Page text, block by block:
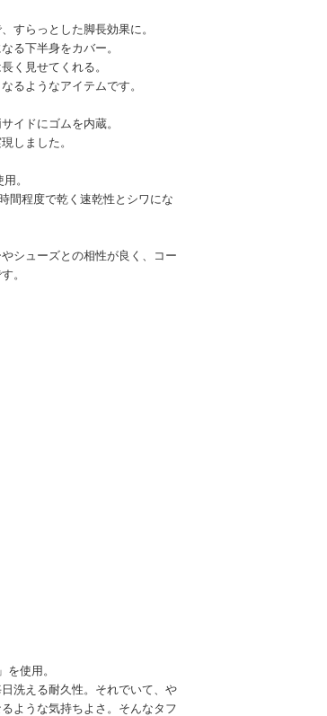
すらっとした脚長効果に。
る下半身をカバー。
く見せてくれる。
るようなアイテムです。
イドにゴムを内蔵。
しました。
。
間程度で乾く速乾性とシワにな
シューズとの相性が良く、コー
。
使用。
洗える耐久性。それでいて、や
ような気持ちよさ。そんなタフ